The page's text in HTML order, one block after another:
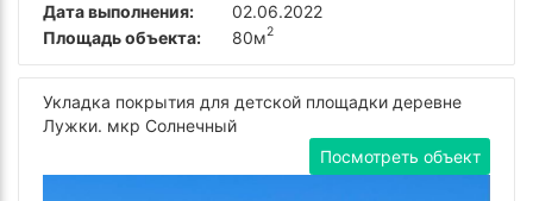
Дата выполнения:
02.06.2022
Площадь объекта:
80м2
Укладка покрытия для детской площадки деревне
Лужки. мкр Солнечный
Посмотреть объект